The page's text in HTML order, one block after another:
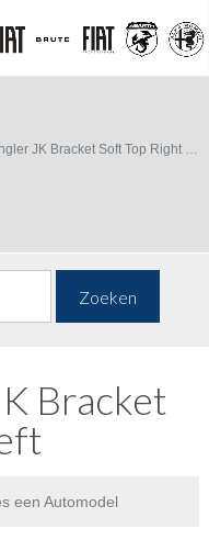
JK Bracket Soft Top Right Left”
Zoeken
Bracket
een Automodel